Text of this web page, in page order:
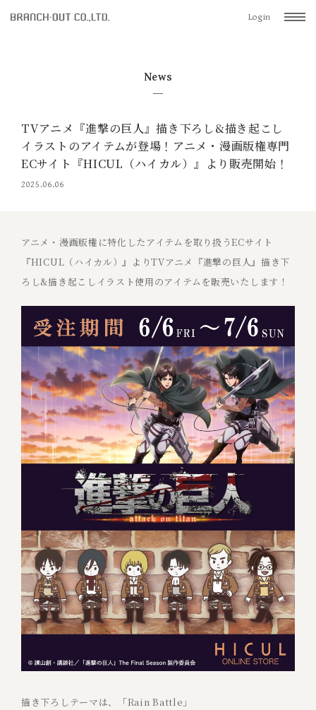
Login
News
TVアニメ『進撃の巨人』描き下ろし&描き起こし
イラストのアイテムが登場！アニメ・漫画版権専門
ECサイト『HICUL（ハイカル）』より販売開始！
2025.06.06
アニメ・漫画版権に特化したアイテムを取り扱うECサイト
『HICUL（ハイカル）』よりTVアニメ『進撃の巨人』描き下
ろし&描き起こしイラスト使用のアイテムを販売いたします！
描き下ろしテーマは、「Rain Battle」